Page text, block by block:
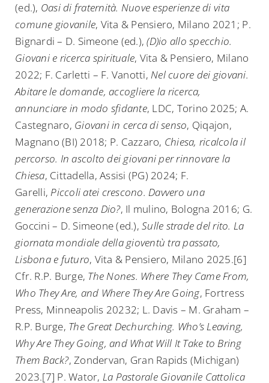
(ed.), Oasi di fraternità. Nuove esperienze di vita
comune giovanile, Vita & Pensiero, Milano 2021; P.
Bignardi – D. Simeone (ed.),(D)io allo specchio.
Giovani e ricerca spirituale, Vita & Pensiero, Milano
2022; F. Carletti – F. Vanotti,Nel cuore dei giovani.
Abitare le domande, accogliere la ricerca,
annunciare in modo sfidante, LDC, Torino 2025; A.
Castegnaro, Giovani in cerca di senso, Qiqajon,
Magnano (BI) 2018; P. Cazzaro, Chiesa, ricalcola il
percorso. In ascolto dei giovani per rinnovare la
Chiesa, Cittadella, Assisi (PG) 2024; F.
Garelli,Piccoli atei crescono. Davvero una
generazione senza Dio?, Il mulino, Bologna 2016; G.
Goccini – D. Simeone (ed.),Sulle strade del rito. La
giornata mondiale della gioventù tra passato,
Lisbona e futuro, Vita & Pensiero, Milano 2025.[6]
Cfr. R.P. Burge, The Nones. Where They Came From,
Who They Are, and Where They Are Going, Fortress
Press, Minneapolis 20232; L. Davis – M. Graham –
R.P. Burge, The Great Dechurching. Who’s Leaving,
Why Are They Going, and What Will It Take to Bring
Them Back?, Zondervan, Gran Rapids (Michigan)
2023.[7] P. Wator, La Pastorale Giovanile Cattolica